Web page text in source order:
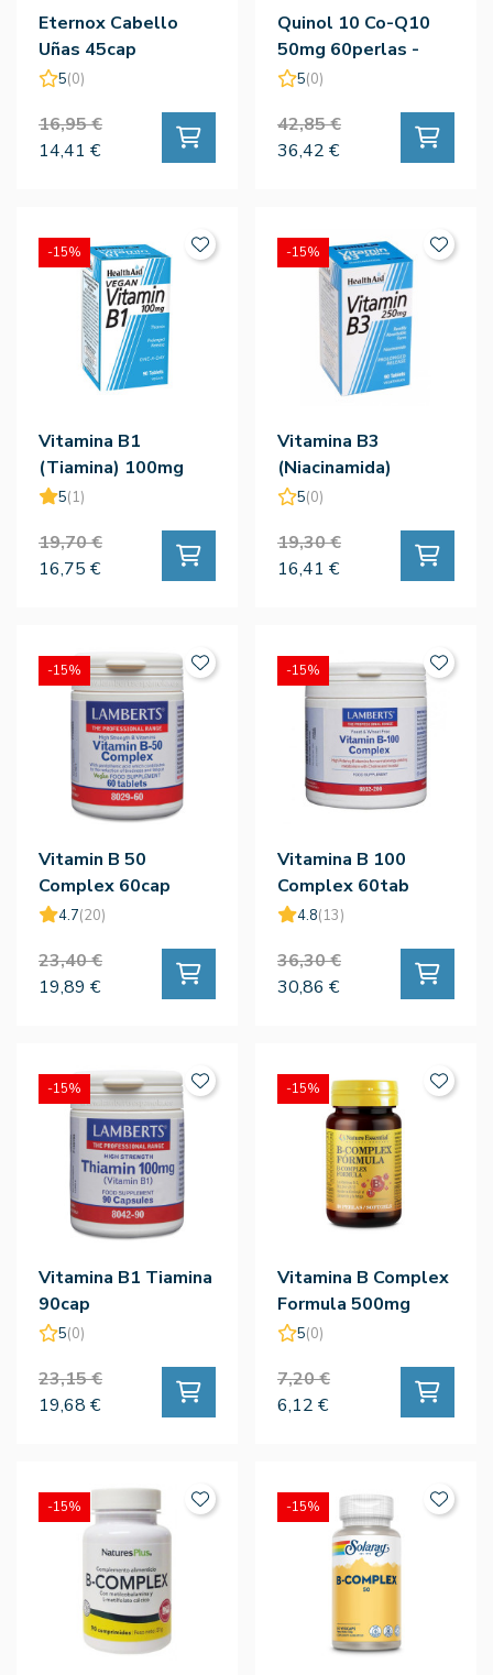
Eternox Cabello
Uñas 45cap
5(0)
16,95 €
14,41 €
Quinol 10 Co-Q10
50mg 60perlas -
100% Natural
5(0)
42,85 €
36,42 €
Vitamina B1
(Tiamina) 100mg
90comp
5(1)
19,70 €
16,75 €
-15%
Vitamina B3
(Niacinamida)
250mg 90comp
5(0)
19,30 €
16,41 €
-15%
Vitamin B 50
Complex 60cap
4.7(20)
23,40 €
19,89 €
-15%
Vitamina B 100
Complex 60tab
4.8(13)
36,30 €
30,86 €
-15%
Vitamina B1 Tiamina
90cap
5(0)
23,15 €
19,68 €
-15%
Vitamina B Complex
Formula 500mg
30per - Nature
5(0)
7,20 €
6,12 €
-15%
-15% -15%